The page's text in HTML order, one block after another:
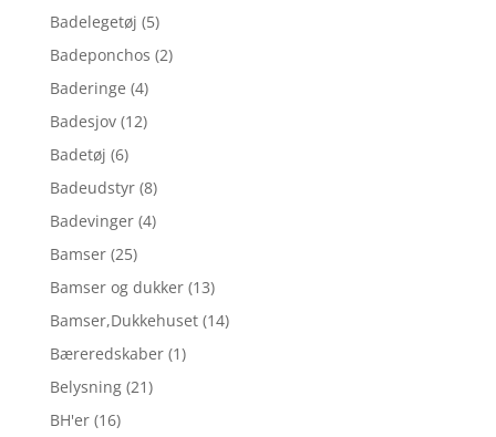
Badelegetøj (5)
Badeponchos (2)
Baderinge (4)
Badesjov (12)
Badetøj (6)
Badeudstyr (8)
Badevinger (4)
Bamser (25)
Bamser og dukker (13)
Bamser,Dukkehuset (14)
Bæreredskaber (1)
Belysning (21)
BH'er (16)